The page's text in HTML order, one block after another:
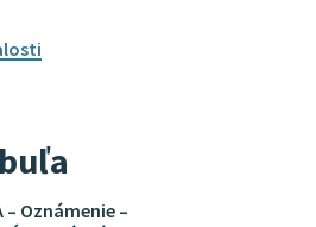
– Oznámenie –